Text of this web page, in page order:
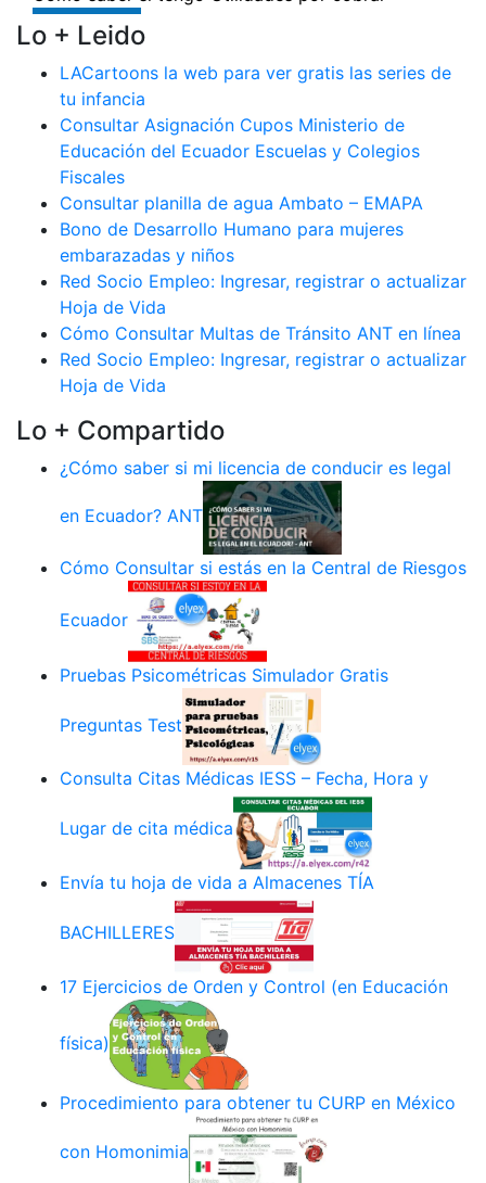
Lo + Leido
LACartoons la web para ver gratis las series de
tu infancia
Consultar Asignación Cupos Ministerio de
Educación del Ecuador Escuelas y Colegios
Fiscales
Consultar planilla de agua Ambato – EMAPA
Bono de Desarrollo Humano para mujeres
embarazadas y niños
Red Socio Empleo: Ingresar, registrar o actualizar
Hoja de Vida
Cómo Consultar Multas de Tránsito ANT en línea
Red Socio Empleo: Ingresar, registrar o actualizar
Hoja de Vida
Lo + Compartido
¿Cómo saber si mi licencia de conducir es legal
en Ecuador? ANT
Cómo Consultar si estás en la Central de Riesgos
Ecuador
Pruebas Psicométricas Simulador Gratis
Preguntas Test
Consulta Citas Médicas IESS – Fecha, Hora y
Lugar de cita médica
Envía tu hoja de vida a Almacenes TÍA
BACHILLERES
17 Ejercicios de Orden y Control (en Educación
física)
Procedimiento para obtener tu CURP en México
con Homonimia